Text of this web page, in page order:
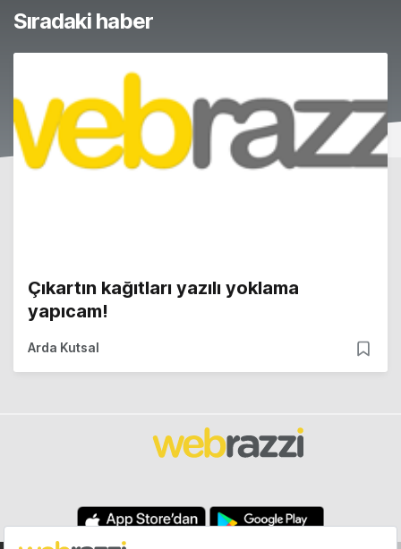
Sıradaki haber
Çıkartın kağıtları yazılı yoklama
yapıcam!
Arda Kutsal